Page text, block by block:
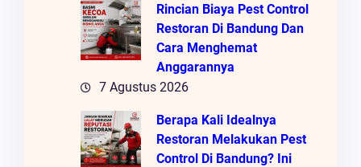
Rincian Biaya Pest Control
Restoran Di Bandung Dan
Cara Menghemat
Anggarannya
7 Agustus 2026
Berapa Kali Idealnya
Restoran Melakukan Pest
Control Di Bandung? Ini